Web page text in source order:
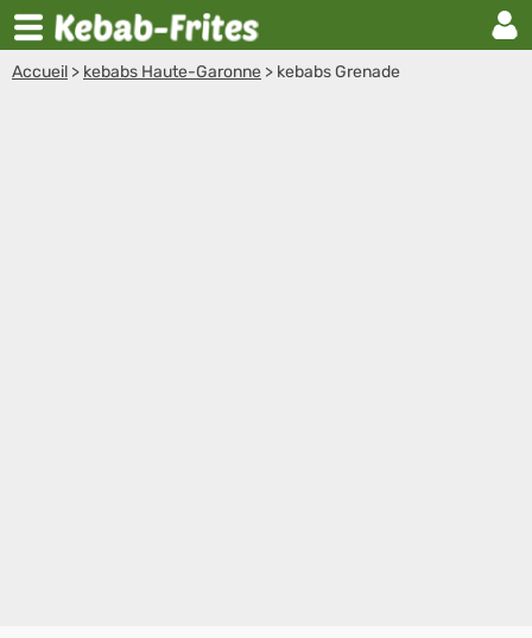
Accueil > kebabs Haute-Garonne > kebabs Grenade